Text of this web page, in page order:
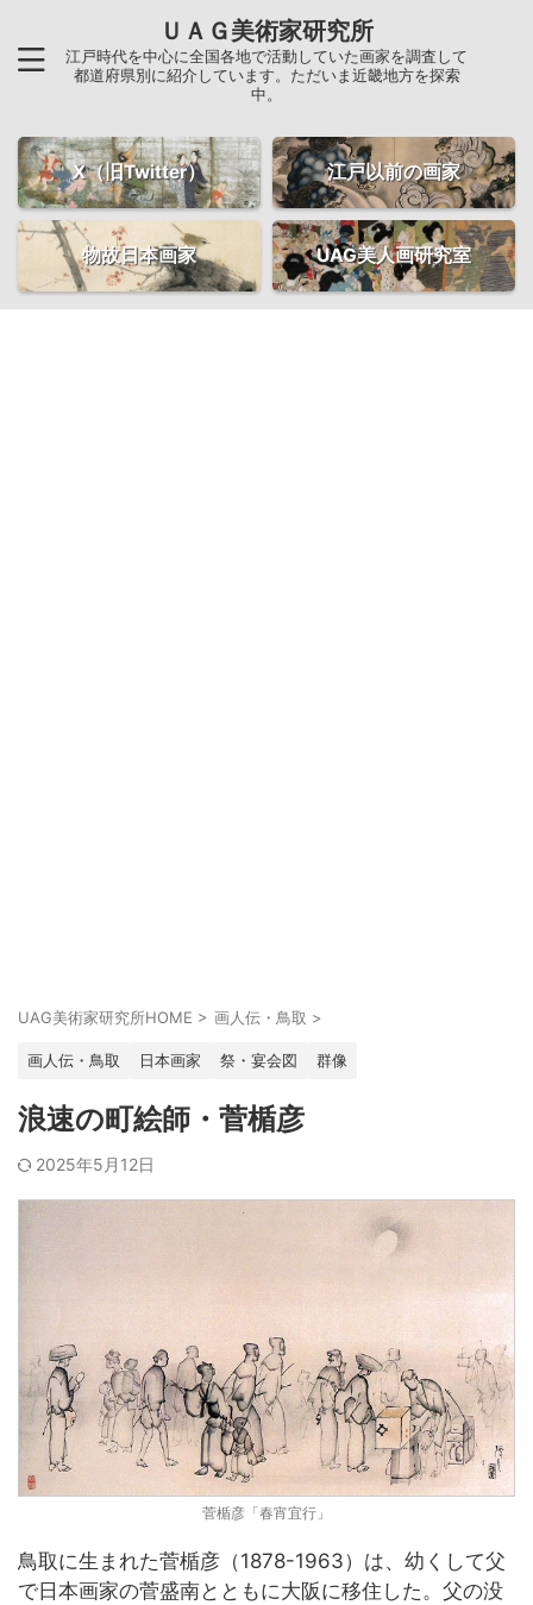
ＵＡＧ美術家研究所
江戸時代を中心に全国各地で活動していた画家を調査して
都道府県別に紹介しています。ただいま近畿地方を探索
中。
X（旧Twitter） 江戸以前の画家
物故日本画家 UAG美人画研究室
UAG美術家研究所HOME > 画人伝・鳥取 >
画人伝・鳥取 日本画家 祭・宴会図 群像
浪速の町絵師・菅楯彦
2025年5月12日
菅楯彦「春宵宜行」
鳥取に生まれた菅楯彦（1878-1963）は、幼くして父
で日本画家の菅盛南とともに大阪に移住した。父の没